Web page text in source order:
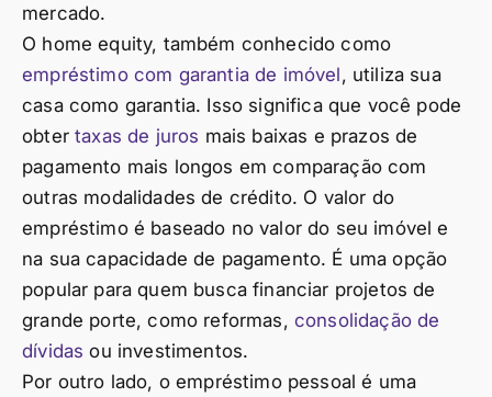
mercado.
O home equity, também conhecido como
empréstimo com garantia de imóvel, utiliza sua
casa como garantia. Isso significa que você pode
obtertaxas de juros mais baixas e prazos de
pagamento mais longos em comparação com
outras modalidades de crédito. O valor do
empréstimo é baseado no valor do seu imóvel e
na sua capacidade de pagamento. É uma opção
popular para quem busca financiar projetos de
grande porte, como reformas, consolidação de
dívidas ou investimentos.
Por outro lado, o empréstimo pessoal é uma